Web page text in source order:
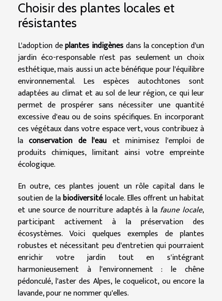
Choisir des plantes locales et
résistantes
L'adoption deplantes indigènesdans la conception d'un
jardin éco-responsable n'est pas seulement un choix
esthétique, mais aussi un acte bénéfique pour l'équilibre
environnemental. Les espèces autochtones sont
adaptées au climat et au sol de leur région, ce qui leur
permet de prospérer sans nécessiter une quantité
excessive d'eau ou de soins spécifiques. En incorporant
ces végétaux dans votre espace vert, vous contribuez à
laconservation de l'eau et minimisez l'emploi de
produits chimiques, limitant ainsi votre empreinte
écologique.
En outre, ces plantes jouent un rôle capital dans le
soutien de labiodiversitélocale. Elles offrent un habitat
et une source de nourriture adaptés à la faune locale,
participant activement à la préservation des
écosystèmes. Voici quelques exemples de plantes
robustes et nécessitant peu d'entretien qui pourraient
enrichir votre jardin tout en s'intégrant
harmonieusement à l'environnement : le chêne
pédonculé, l'aster des Alpes, le coquelicot, ou encore la
lavande, pour ne nommer qu'elles.